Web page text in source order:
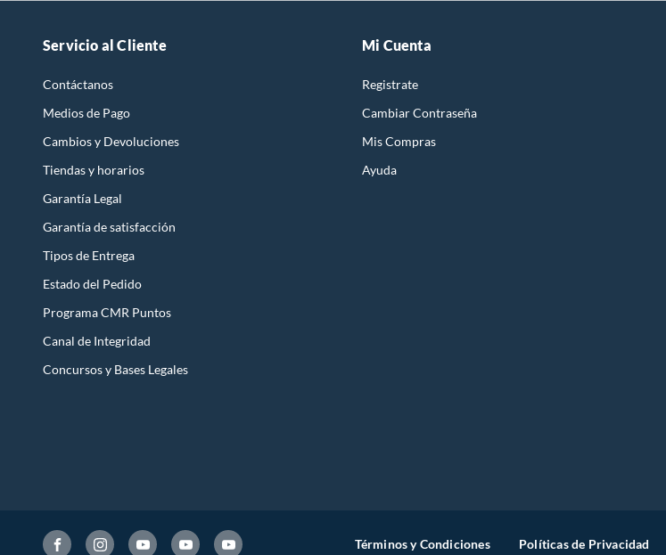
Servicio al Cliente
Contáctanos
Medios de Pago
Cambios y Devoluciones
Tiendas y horarios
Garantía Legal
Garantía de satisfacción
Tipos de Entrega
Estado del Pedido
Programa CMR Puntos
Canal de Integridad
Concursos y Bases Legales
Mi Cuenta
Registrate
Cambiar Contraseña
Mis Compras
Ayuda
Términos y Condiciones Políticas de Privacidad